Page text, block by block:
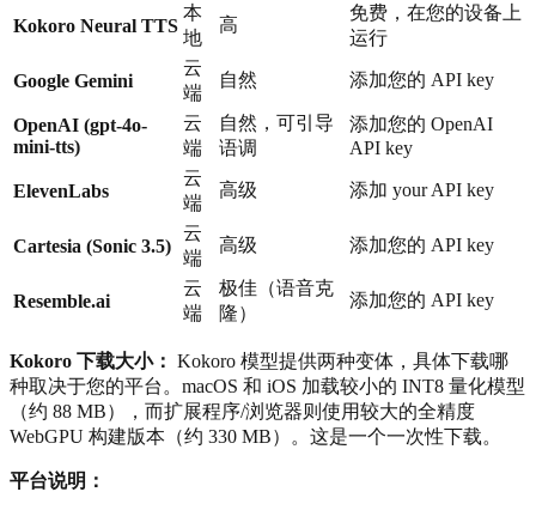
Kokoro Neural TTS
本
地
高
免费，在您的设备上
运行
Google Gemini
云
端
自然 添加您的 API key
OpenAI (gpt-4o-
mini-tts)
云
端
自然，可引导
语调
添加您的 OpenAI
API key
ElevenLabs
云
端
高级 添加 your API key
Cartesia (Sonic 3.5)
云
端
高级 添加您的 API key
Resemble.ai
云
端
极佳（语音克
隆）
添加您的 API key
Kokoro 下载大小： Kokoro 模型提供两种变体，具体下载哪
种取决于您的平台。macOS 和 iOS 加载较小的 INT8 量化模型
（约 88 MB），而扩展程序/浏览器则使用较大的全精度
WebGPU 构建版本（约 330 MB）。这是一个一次性下载。
平台说明：